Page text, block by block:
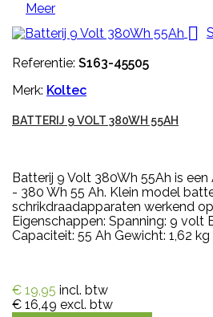
Meer

Referentie: S163-45505
Merk: Koltec
BATTERIJ 9 VOLT 380WH 55AH
Batterij 9 Volt 380Wh 55Ah is
- 380 Wh 55 Ah. Klein model
schrikdraadapparaten werkend
Eigenschappen: Spanning: 9 volt
Capaciteit: 55 Ah Gewicht: 1,62 kg
€ 19,95 incl. btw
€ 16,49 excl. btw